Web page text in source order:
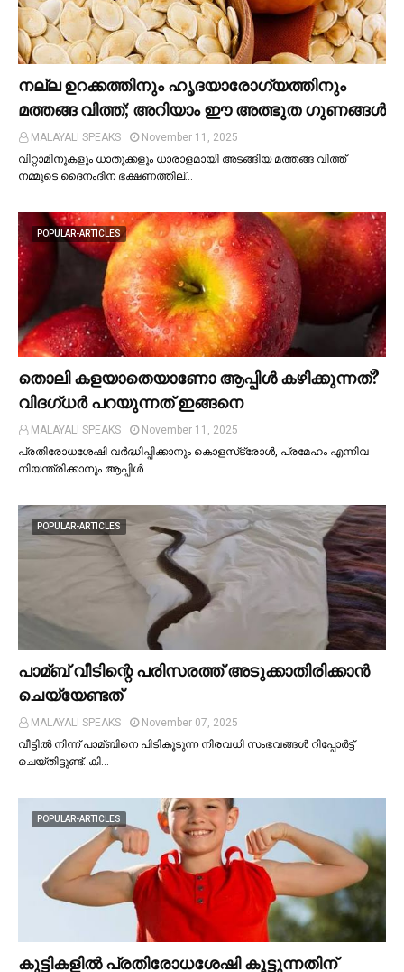
നല്ല ഉറക്കത്തിനും ഹൃദയാരോഗ്യത്തിനും
മത്തങ്ങ വിത്ത്; അറിയാം ഈ അത്ഭുത ഗുണങ്ങള്‍
MALAYALI SPEAKS
November 11, 2025
വിറ്റാമിനുകളും ധാതുക്കളും ധാരാളമായി അടങ്ങിയ മത്തങ്ങ വിത്ത്
നമ്മുടെ ദൈനംദിന ഭക്ഷണത്തില്…
POPULAR-ARTICLES
തൊലി കളയാതെയാണോ ആപ്പിള്‍ കഴിക്കുന്നത്?
വിദഗ്ധര്‍ പറയുന്നത് ഇങ്ങനെ
MALAYALI SPEAKS
November 11, 2025
പ്രതിരോധശേഷി വർദ്ധിപ്പിക്കാനും കൊളസ്‌ട്രോള്‍, പ്രമേഹം എന്നിവ
നിയന്ത്രിക്കാനും ആപ്പിള്‍…
POPULAR-ARTICLES
പാമ്ബ് വീടിന്റെ പരിസരത്ത് അടുക്കാതിരിക്കാൻ
ചെയ്യേണ്ടത്
MALAYALI SPEAKS
November 07, 2025
വീട്ടില്‍ നിന്ന് പാമ്ബിനെ പിടികൂടുന്ന നിരവധി സംഭവങ്ങള്‍ റിപ്പോർട്ട്
ചെയ്തിട്ടുണ്ട്. കി…
POPULAR-ARTICLES
കുട്ടികളില്‍ പ്രതിരോധശേഷി കൂട്ടുന്നതിന്